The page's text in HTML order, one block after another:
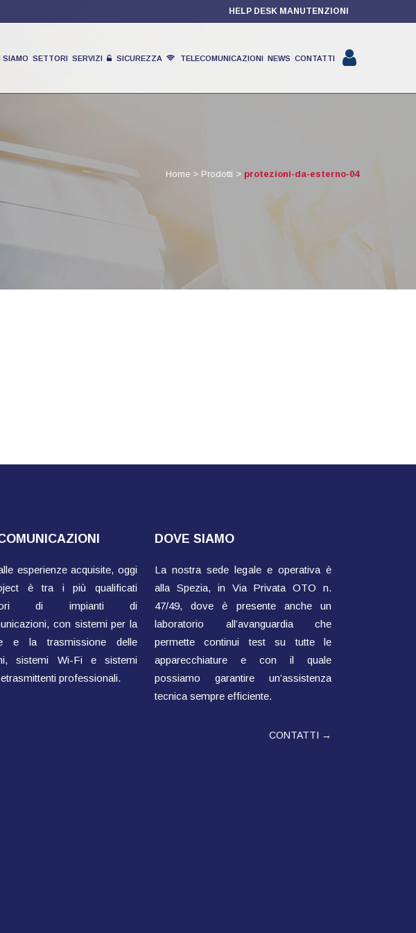
HELP DESK MANUTENZIONI
SIAMO SETTORI SERVIZI SICUREZZA
PARTNER
TELECOMUNICAZIONI NEWS CONTATTI
Home > Prodotti > protezioni-da-esterno-04
esperienze acquisite, oggi
è tra i più qualificati
di impianti di
con sistemi per la
e la trasmissione delle
sistemi Wi-Fi e sistemi
professionali.
DOVE SIAMO
La nostra sede legale e operativa è
alla Spezia, in Via Privata OTO n.
47/49, dove è presente anche un
laboratorio all’avanguardia che
permette continui test su tutte le
apparecchiature e con il quale
possiamo garantire un’assistenza
tecnica sempre efficiente.
CONTATTI →